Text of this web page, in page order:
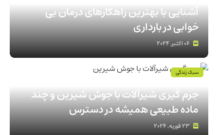
آشنایی با بهترین راهکارهای درمان بی
خوابی در بارداری
06 اکتبر, 2024
جرم گیری شیرآلات با جوش شیرین و چند
ماده طبیعی همیشه در دسترس
23 فوریه, 2024
سبک زندگی